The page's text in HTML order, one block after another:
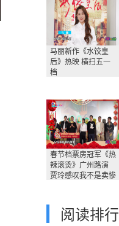
马丽新作《水饺皇
后》热映 横扫五一
档
春节档票房冠军《热
辣滚烫》广州路演
贾玲感叹我不是卖惨
阅读排行